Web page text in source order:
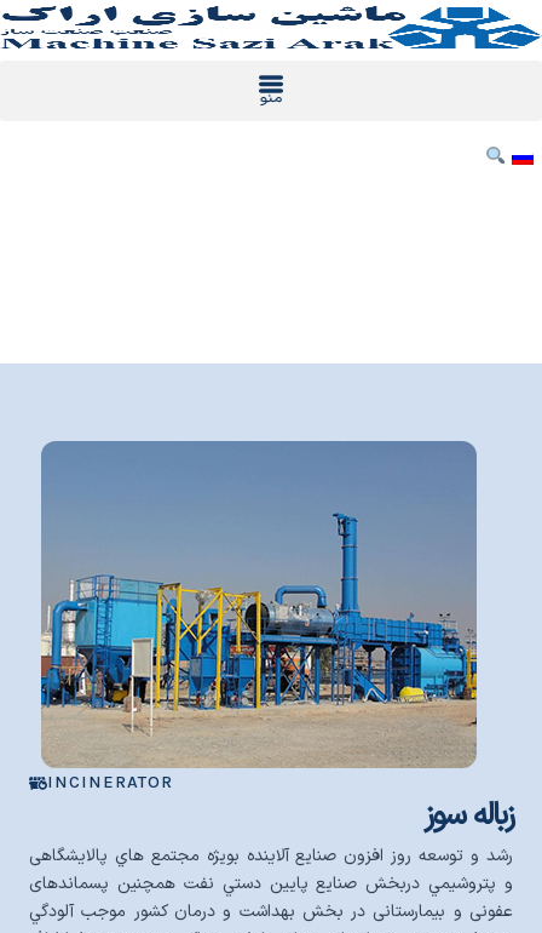
پرش
به
INCINERATOR
زباله سوز
رشد و توسعه روز افزون صنايع آلاينده بوي‍ژه مجتمع هاي پالایشگاهی
و پتروشيمي دربخش صنايع پايين دستي نفت همچنین پسماندهای
عفونی و بیمارستانی در بخش بهداشت و درمان کشور موجب آلودگي